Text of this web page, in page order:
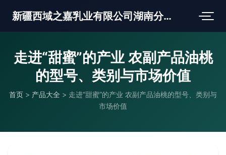
新疆西域之嘉乳业有限公司湖南分公司
走进“甜蜜”的产业 农副产品油桃
的型号、类别与市场价值
首页 > 产品大全 > 走进“甜蜜”的产业 农副产品油桃的型号、类别与
市场价值